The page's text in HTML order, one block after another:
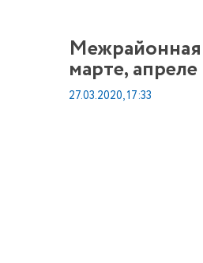
марте,
27.03.2020, 17:33